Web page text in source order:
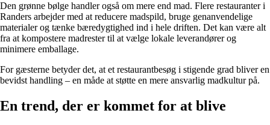
Den grønne bølge handler også om mere end mad. Flere restauranter i
Randers arbejder med at reducere madspild, bruge genanvendelige
materialer og tænke bæredygtighed ind i hele driften. Det kan være alt
fra at kompostere madrester til at vælge lokale leverandører og
minimere emballage.
For gæsterne betyder det, at et restaurantbesøg i stigende grad bliver en
bevidst handling – en måde at støtte en mere ansvarlig madkultur på.
En trend, der er kommet for at blive